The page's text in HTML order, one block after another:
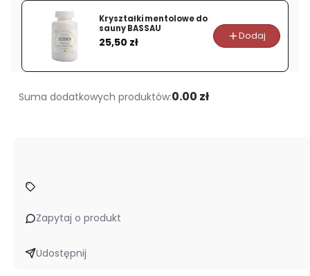
Kryształki mentolowe do
sauny BASSAU
Cena
25,50 zł Dodaj
Suma dodatkowych produktów:0.00 zł
Zapytaj o produkt
Udostępnij